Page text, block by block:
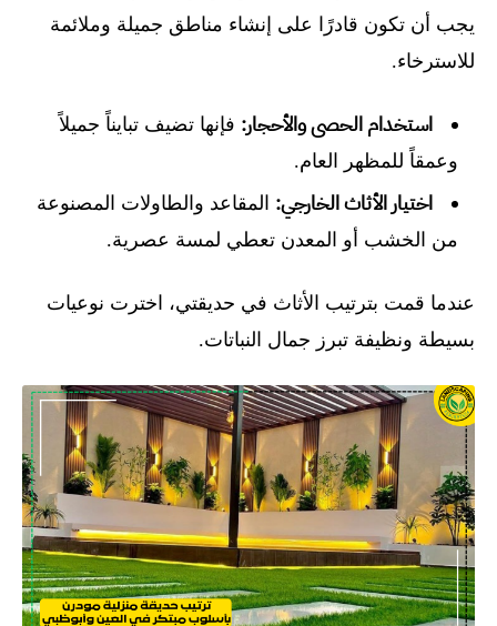
يجب أن تكون قادرًا على إنشاء مناطق جميلة وملائمة
للاسترخاء.
استخدام الحصى والأحجار: فإنها تضيف تبايناً جميلاً
وعمقاً للمظهر العام.
اختيار الأثاث الخارجي: المقاعد والطاولات المصنوعة
من الخشب أو المعدن تعطي لمسة عصرية.
عندما قمت بترتيب الأثاث في حديقتي، اخترت نوعيات
بسيطة ونظيفة تبرز جمال النباتات.